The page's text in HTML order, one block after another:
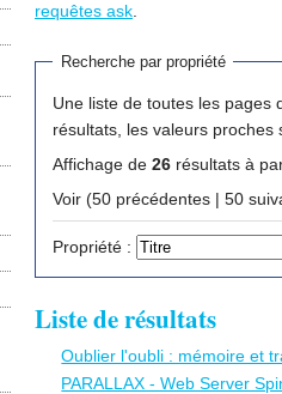
requêtes ask
Recherche par propriété
Une liste de toutes les pages
résultats, les valeurs proches
Affichage de 26 résultats à
Voir (50
Propriété :
Liste de résultats
Oublier l'oubli : mémoire et
PARALLAX - Web Server